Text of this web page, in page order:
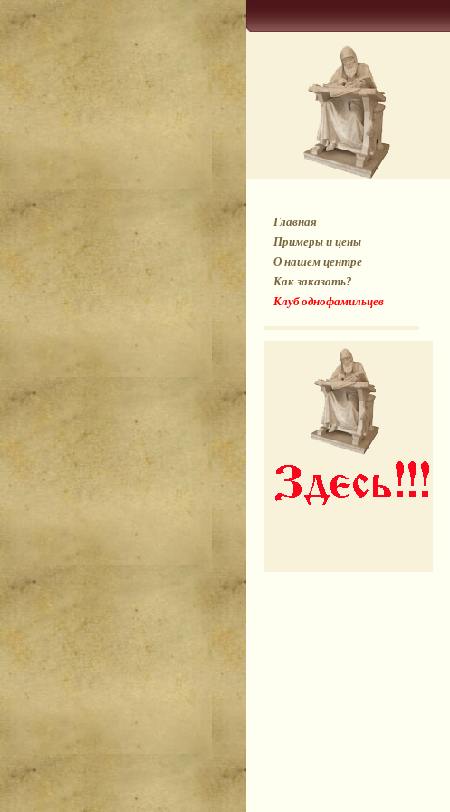
Главная
Примеры и цены
О нашем центре
Как заказать?
Клуб однофамильцев